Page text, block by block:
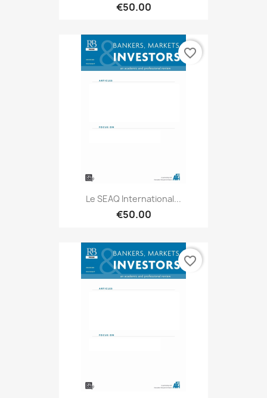
€50.00
Le SEAQ International...
€50.00
favorite_border
favorite_border